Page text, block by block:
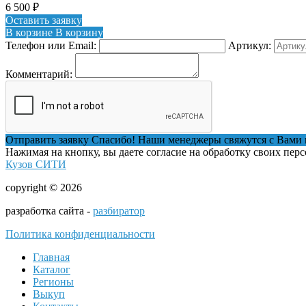
6 500 ₽
Оставить заявку
В корзине В корзину
Телефон или Email:
Артикул:
Комментарий:
Отправить заявку Спасибо! Наши менеджеры свяжутся с Вами
Нажимая на кнопку, вы даете согласие на обработку своих
Кузов СИТИ
copyright © 2026
разработка сайта - разбиратор
Политика конфиденциальности
Главная
Каталог
Регионы
Выкуп